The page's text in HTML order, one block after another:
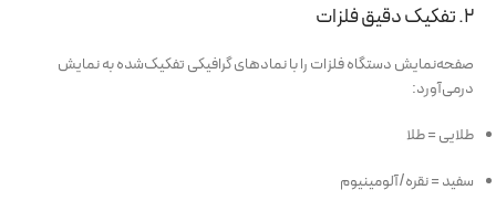
۲. تفکیک دقیق فلزات
صفحه‌نمایش دستگاه فلزات را با نمادهای گرافیکی تفکیک‌شده به نمایش
درمی‌آورد:
طلایی = طلا
سفید = نقره/آلومینیوم